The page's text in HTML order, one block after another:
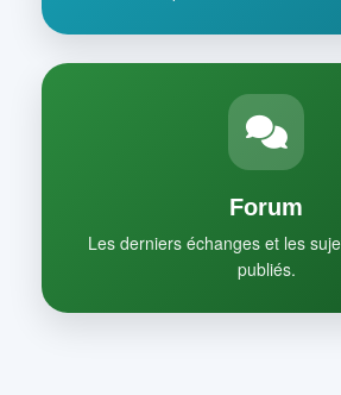
Forum
Les derniers échanges et les
publiés.